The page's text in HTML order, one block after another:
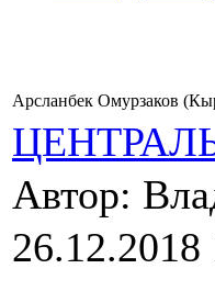
Арсланбек Омурзаков
Автор:
26.12.2018